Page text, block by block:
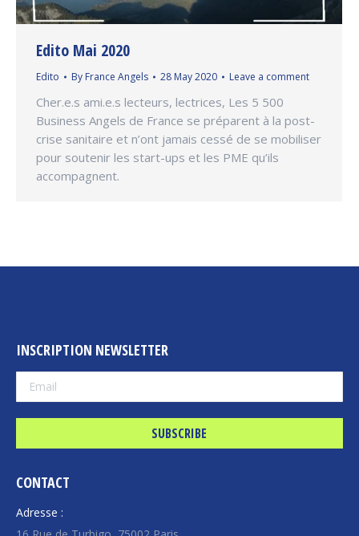
Edito Mai 2020
Edito By France Angels 28 May 2020 Leave a comment
Cher.e.s ami.e.s lecteurs, lectrices, Les 5 500
Business Angels de France se préparent à la post-
crise sanitaire et n’ont jamais cessé de se mobiliser
pour soutenir les start-ups et les PME qu’ils
accompagnent.
INSCRIPTION NEWSLETTER
CONTACT
Adresse :